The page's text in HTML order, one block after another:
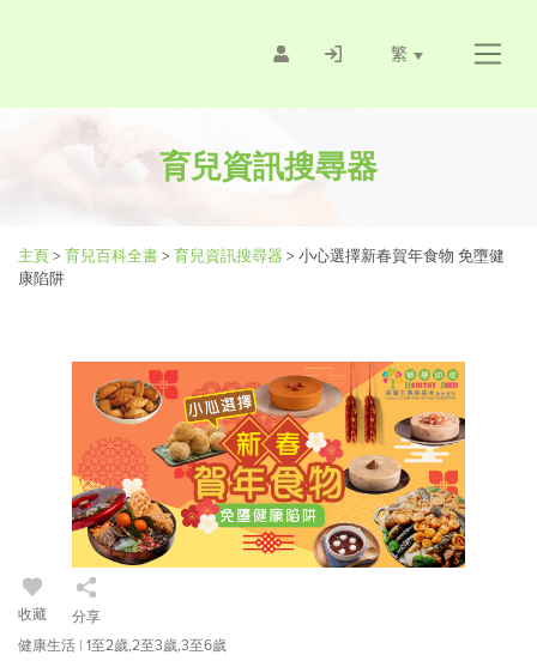
繁
育兒資訊搜尋器
主頁> 育兒百科全書> 育兒資訊搜尋器 > 小心選擇新春賀年食物 免墮健
康陷阱
收藏
分享
健康生活 | 1至2歲,2至3歲,3至6歲